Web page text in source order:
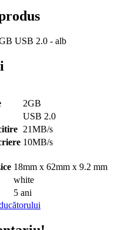
USB 2.0 - alb
2GB
USB 2.0
21MB/s
10MB/s
18mm x 62mm x 9.2 mm
white
5 ani